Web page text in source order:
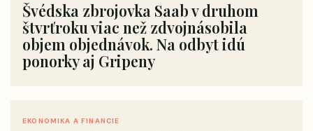
Švédska zbrojovka Saab v druhom
štvrťroku viac než zdvojnásobila
objem objednávok. Na odbyt idú
ponorky aj Gripeny
EKONOMIKA A FINANCIE